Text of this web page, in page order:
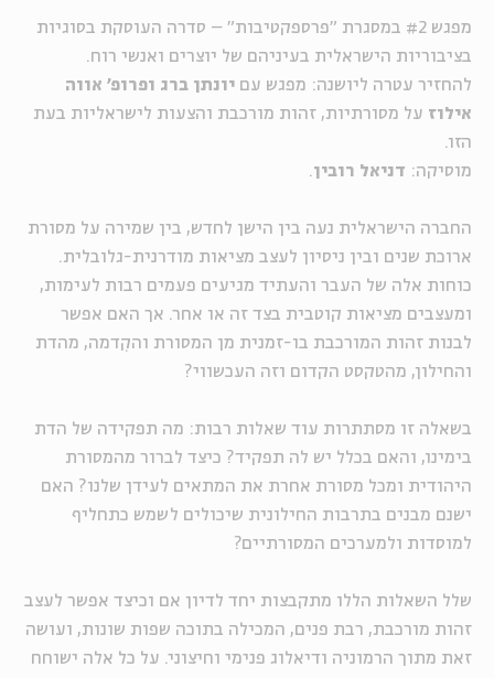
מפגש #2 במסגרת "פרספקטיבות" – סדרה העוסקת בסוגיות
בציבוריות הישראלית בעיניהם של יוצרים ואנשי רוח.
להחזיר עטרה ליושנה: מפגש עם יונתן ברג ופרופ' אווה
אילוז על מסורתיות, זהות מורכבת והצעות לישראליות בעת
הזו.
מוסיקה: דניאל רובין.
החברה הישראלית נעה בין הישן לחדש, בין שמירה על מסורת
ארוכת שנים ובין ניסיון לעצב מציאות מודרנית-גלובלית.
כוחות אלה של העבר והעתיד מגיעים פעמים רבות לעימות,
ומעצבים מציאות קוטבית בצד זה או אחר. אך האם אפשר
לבנות זהות המורכבת בו-זמנית מן המסורת והקִדמה, מהדת
והחילון, מהטקסט הקדום וזה העכשווי?
בשאלה זו מסתתרות עוד שאלות רבות: מה תפקידה של הדת
בימינו, והאם בכלל יש לה תפקיד? כיצד לברור מהמסורת
היהודית ומכל מסורת אחרת את המתאים לעידן שלנו? האם
ישנם מבנים בתרבות החילונית שיכולים לשמש כתחליף
למוסדות ולמערכים המסורתיים?
שלל השאלות הללו מתקבצות יחד לדיון אם וכיצד אפשר לעצב
זהות מורכבת, רבת פנים, המכילה בתוכה שפות שונות, ועושה
זאת מתוך הרמוניה ודיאלוג פנימי וחיצוני. על כל אלה ישוחח